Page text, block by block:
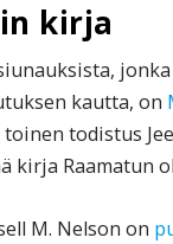
kirja
kautta, on
todistus
kirja Raamatun
M. Nelson on